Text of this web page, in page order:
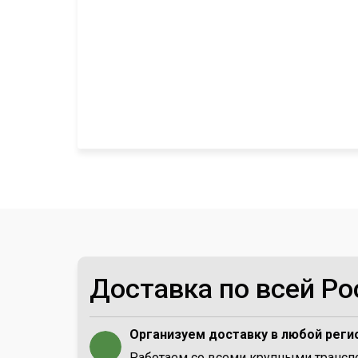
Доставка по всей
Организуем доставку в любой